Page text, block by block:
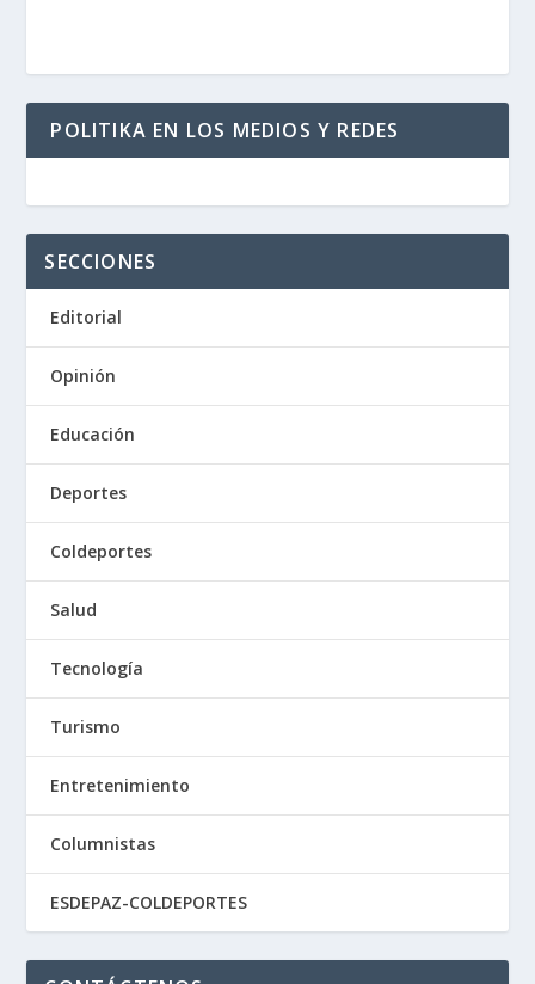
POLITIKA EN LOS MEDIOS Y REDES
SECCIONES
Editorial
Opinión
Educación
Deportes
Coldeportes
Salud
Tecnología
Turismo
Entretenimiento
Columnistas
ESDEPAZ-COLDEPORTES